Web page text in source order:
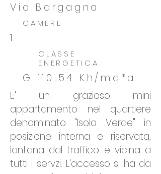
Via Bargagna
CAMERE
1
CLASSE
ENERGETICA
G 110,54 Kh/mq*a
E' un grazioso mini
appartamento nel quartiere
denominato "Isola Verde" in
posizione interna e riservata,
lontana dal traffico e vicina a
tutti i servzi. L'accesso si ha da